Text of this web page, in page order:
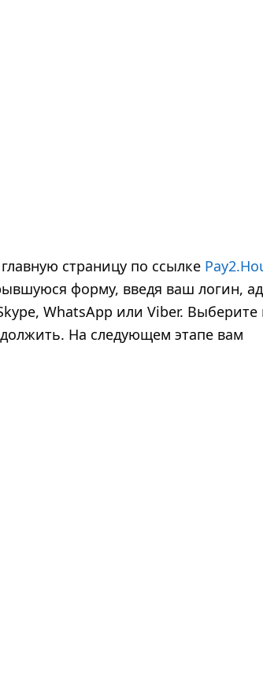
страницу по ссылке
форму, введя ваш логин,
WhatsApp или Viber.
На следующем этапе вам